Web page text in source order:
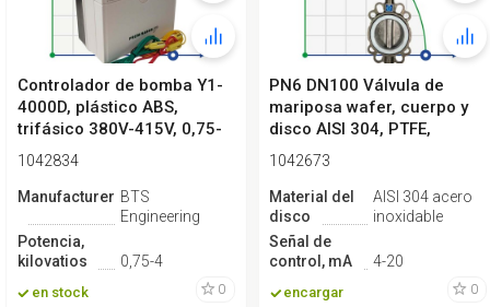
Controlador de bomba Y1-
4000D, plástico ABS,
trifásico 380V-415V, 0,75-
4kW
1042834
ManufactureroBTS
Engineering
Potencia,
kilovatios
0,75-4
en stock 0
PN6 DN100 Válvula de
mariposa wafer, cuerpo y
disco AISI 304, PTFE,
Simple ef...
1042673
Material del
disco
AISI 304 acero
inoxidable
Señal de
control, mA
4-20
encargar 0